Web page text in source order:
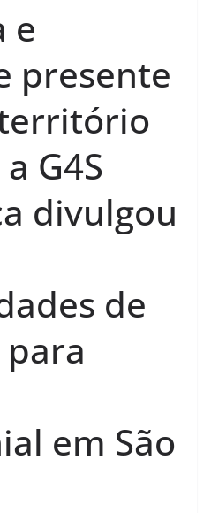
e
presente
G4S
divulgou
de
em São